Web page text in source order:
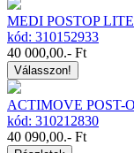
MEDI POSTOP
kód: 310152933
40 000,00.- Ft
Válasszon!
ACTIMOVE POST-
kód: 310212830
40 090,00.- Ft